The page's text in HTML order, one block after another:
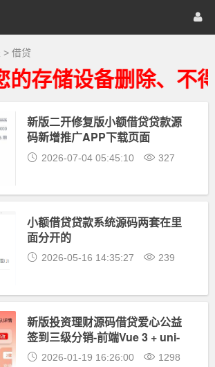
> 借贷
存储设备删除、不得
新版二开修复版小额借贷贷款源
码新增推广APP下载页面
2026-07-04 05:45:10 327
小额借贷贷款系统源码两套在里
面分开的
2026-05-16 14:35:27 239
新版投资理财源码借贷爱心公益
签到三级分销-前端Vue 3 + uni-
app纯源码
2026-01-19 16:26:00 1298